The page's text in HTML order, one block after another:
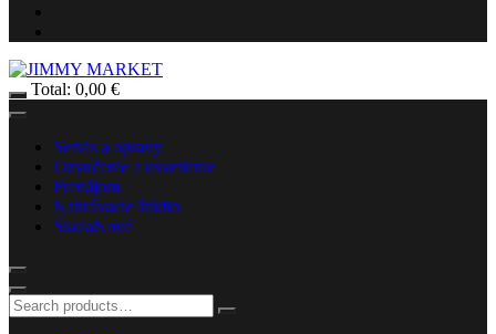
Total: 0,00 €
Servis a opravy
Ozvučenie a osvetlenie
Prenájom
Nahrávacie štúdio
ŠkolaNové